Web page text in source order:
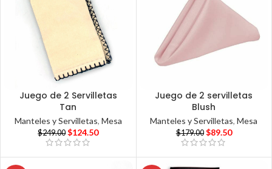
Juego de 2 Servilletas
Tan
Manteles y Servilletas, Mesa
$249.00 $124.50
Juego de 2 servilletas
Blush
Manteles y Servilletas,Mesa
$179.00 $89.50